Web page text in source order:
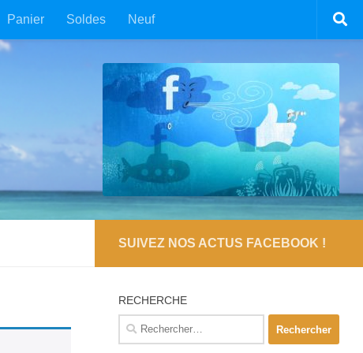
Panier Soldes Neuf
SUIVEZ NOS ACTUS FACEBOOK !
RECHERCHE
Rechercher :